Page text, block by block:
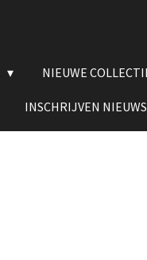
NIEUWE
INSCHRIJVEN